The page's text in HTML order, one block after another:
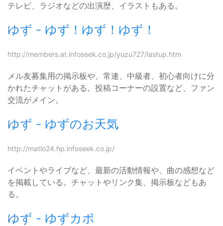
テレビ、ラジオなどの出演歴、イラストもある。
ゆず - ゆず！ゆず！ゆず！
http://members.at.infoseek.co.jp/yuzu727/lastup.htm
メル友募集用の掲示板や、常連、中級者、初心者向けに分
かれたチャットがある。投稿コーナーの設置など、ファン
交流がメイン。
ゆず - ゆずのお天気
http://matlo24.hp.infoseek.co.jp/
イベントやライブなど、最新の活動情報や、曲の感想など
を掲載している。チャットやリンク集、掲示板などもあ
る。
ゆず - ゆずカポ